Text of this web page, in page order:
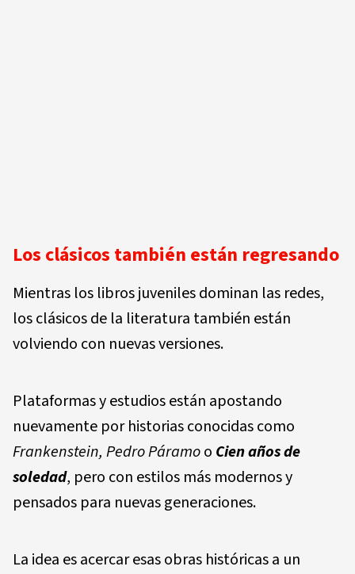
Los clásicos también están regresando
Mientras los libros juveniles dominan las redes,
los clásicos de la literatura también están
volviendo con nuevas versiones.
Plataformas y estudios están apostando
nuevamente por historias conocidas como
Frankenstein, Pedro Páramoo Cien años de
soledad, pero con estilos más modernos y
pensados para nuevas generaciones.
La idea es acercar esas obras históricas a un